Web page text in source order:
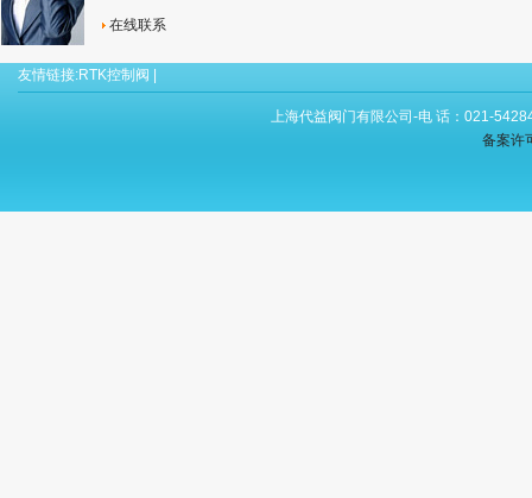
在线联系
友情链接:RTK控制阀
上海代益阀门有限公司-电 话：021-
备案许